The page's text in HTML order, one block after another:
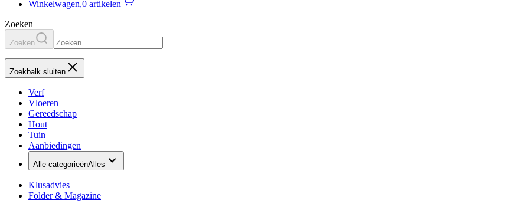
Winkelwagen,0 artikelen
Zoeken
Zoeken
Zoekbalk sluiten
Verf
Vloeren
Gereedschap
Hout
Tuin
Aanbiedingen
Alle categorieënAlles
Klusadvies
Folder & Magazine